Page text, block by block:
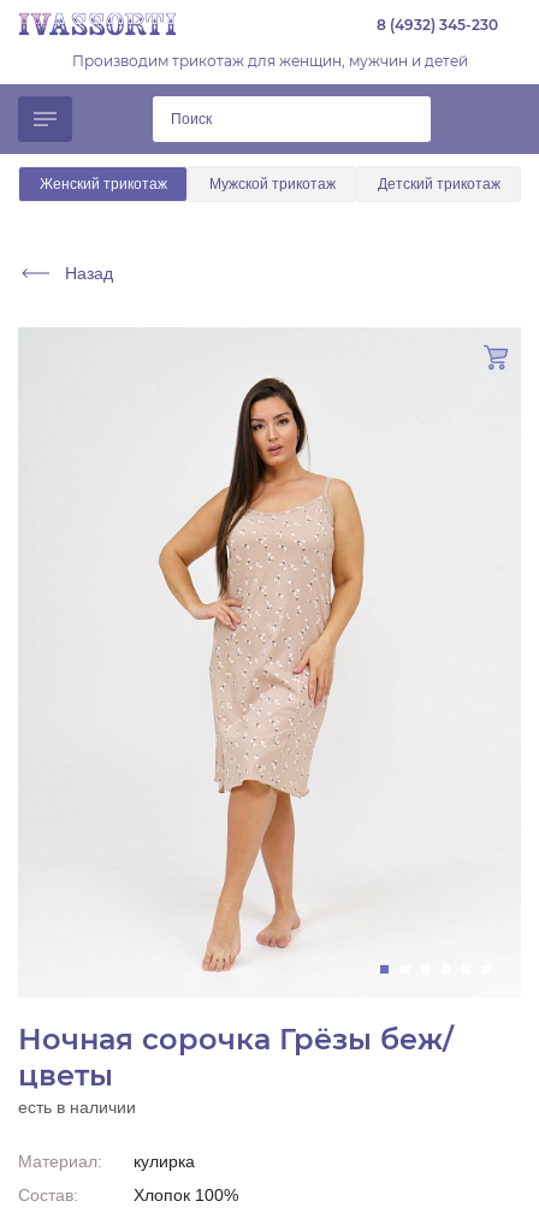
8 (4932) 345-230
Производим трикотаж для женщин, мужчин и детей
Женский трикотаж Мужской трикотаж Детский трикотаж
Назад
Ночная сорочка Грёзы беж/
цветы
есть в наличии
Материал:
кулирка
Состав:
Хлопок 100%